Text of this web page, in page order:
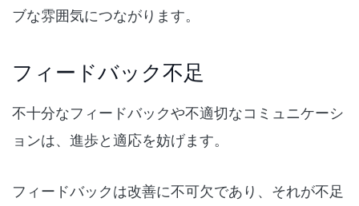
ブな雰囲気につながります。
フィードバック不足
不十分なフィードバックや不適切なコミュニケーシ
ョンは、進歩と適応を妨げます。
フィードバックは改善に不可欠であり、それが不足